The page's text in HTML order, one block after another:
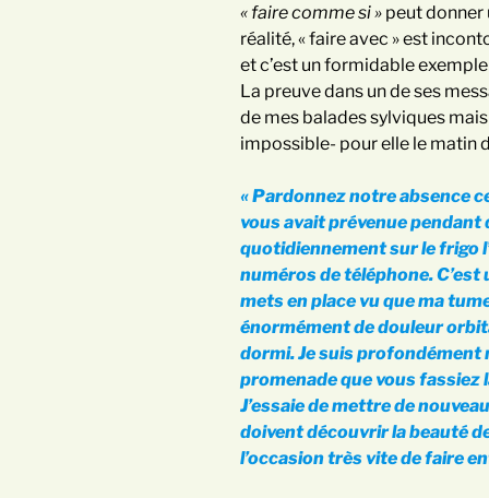
« faire comme si » peut donner
réalité, « faire avec » est
et c’est un formidable
La preuve dans un de ses
de mes balades sylviques
impossible- pour elle le matin
« Pardonnez notre absence
vous avait prévenue pendant
quotidiennement sur le frigo
numéros de téléphone.
mets en place vu que ma
énormément de douleur
dormi. Je suis profondément
promenade que vous fassiez
J’essaie de mettre de
doivent découvrir la beauté
l’occasion très vite de faire